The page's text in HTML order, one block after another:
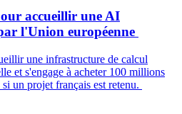
accueillir une AI
l'Union européenne
une infrastructure de calcul
et s'engage à acheter 100 millions
un projet français est retenu.